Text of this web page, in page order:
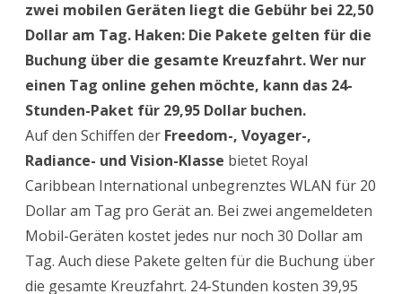
zwei mobilen Geräten liegt die Gebühr bei 22,50
Dollar am Tag. Haken: Die Pakete gelten für die
Buchung über die gesamte Kreuzfahrt. Wer nur
einen Tag online gehen möchte, kann das 24-
Stunden-Paket für 29,95 Dollar buchen.
Auf den Schiffen der Freedom-, Voyager-,
Radiance- und Vision-Klasse bietet Royal
Caribbean International unbegrenztes WLAN für 20
Dollar am Tag pro Gerät an. Bei zwei angemeldeten
Mobil-Geräten kostet jedes nur noch 30 Dollar am
Tag. Auch diese Pakete gelten für die Buchung über
die gesamte Kreuzfahrt. 24-Stunden kosten 39,95